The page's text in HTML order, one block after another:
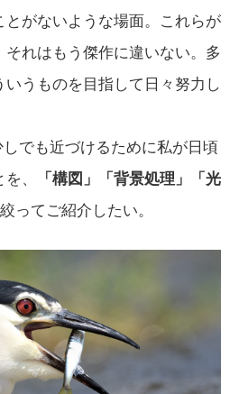
とがないような場面。これらが
れはもう傑作に違いない。多
いうものを目指して日々努力し
でも近づけるために私が日頃
、
「構図」「背景処理」「光
ってご紹介したい。